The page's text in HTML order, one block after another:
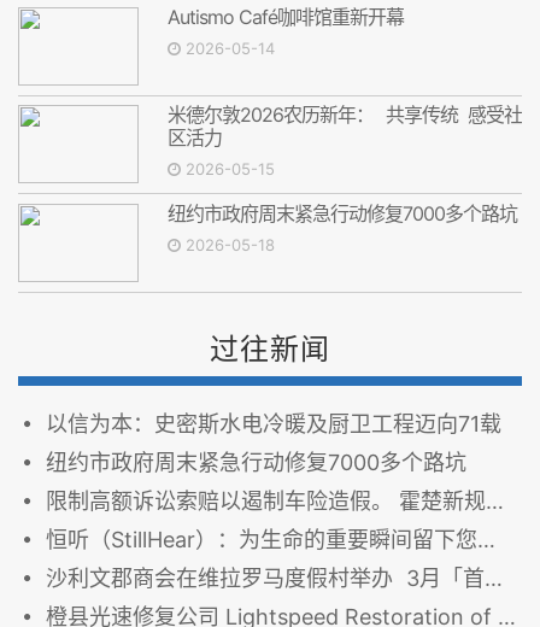
Autismo Café咖啡馆重新开幕
2026-05-14
米德尔敦2026农历新年： 共享传统 感受社
区活力
2026-05-15
纽约市政府周末紧急行动修复7000多个路坑
2026-05-18
过往新闻
以信为本：史密斯水电冷暖及厨卫工程迈向71载
纽约市政府周末紧急行动修复7000多个路坑
限制高额诉讼索赔以遏制车险造假。 霍楚新规触动纽约庭审律师巨大利益
恒听（StillHear）：为生命的重要瞬间留下您的声音
沙利文郡商会在维拉罗马度假村举办 3月「首个周五」商务交流早餐会
橙县光速修复公司 Lightspeed Restoration of Orange County： 修复的不只是房子，更是安心